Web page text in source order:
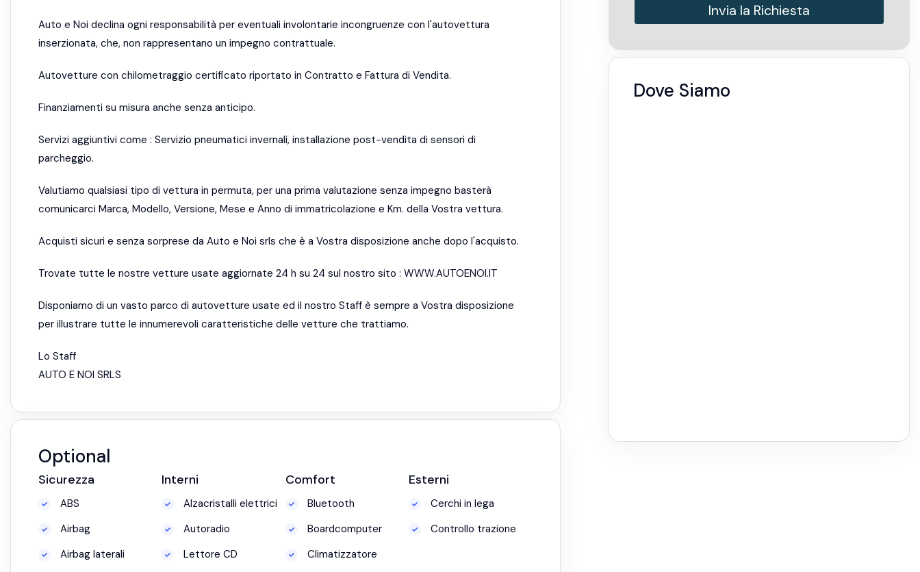
Auto e Noi declina ogni responsabilità per eventuali involontarie incongruenze con l'autovettura
inserzionata, che, non rappresentano un impegno contrattuale.
Autovetture con chilometraggio certificato riportato in Contratto e Fattura di Vendita.
Finanziamenti su misura anche senza anticipo.
Servizi aggiuntivi come : Servizio pneumatici invernali, installazione post-vendita di sensori di
parcheggio.
Valutiamo qualsiasi tipo di vettura in permuta, per una prima valutazione senza impegno basterà
comunicarci Marca, Modello, Versione, Mese e Anno di immatricolazione e Km. della Vostra vettura.
Acquisti sicuri e senza sorprese da Auto e Noi srls che è a Vostra disposizione anche dopo l'acquisto.
Trovate tutte le nostre vetture usate aggiornate 24 h su 24 sul nostro sito : WWW.AUTOENOI.IT
Disponiamo di un vasto parco di autovetture usate ed il nostro Staff è sempre a Vostra disposizione
per illustrare tutte le innumerevoli caratteristiche delle vetture che trattiamo.
Lo Staff
AUTO E NOI SRLS
Optional
Sicurezza
ABS
Airbag
Airbag laterali
Interni
Alzacristalli elettrici
Autoradio
Lettore CD
Comfort
Bluetooth
Boardcomputer
Climatizzatore
Esterni
Cerchi in lega
Controllo trazione
Invia la Richiesta
Dove Siamo